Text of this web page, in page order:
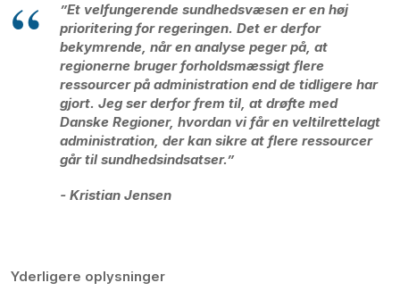
”Et velfungerende sundhedsvæsen er en høj
prioritering for regeringen. Det er derfor
bekymrende, når en analyse peger på, at
regionerne bruger forholdsmæssigt flere
ressourcer på administration end de tidligere har
gjort. Jeg ser derfor frem til, at drøfte med
Danske Regioner, hvordan vi får en veltilrettelagt
administration, der kan sikre at flere ressourcer
går til sundhedsindsatser.”
- Kristian Jensen
Yderligere oplysninger